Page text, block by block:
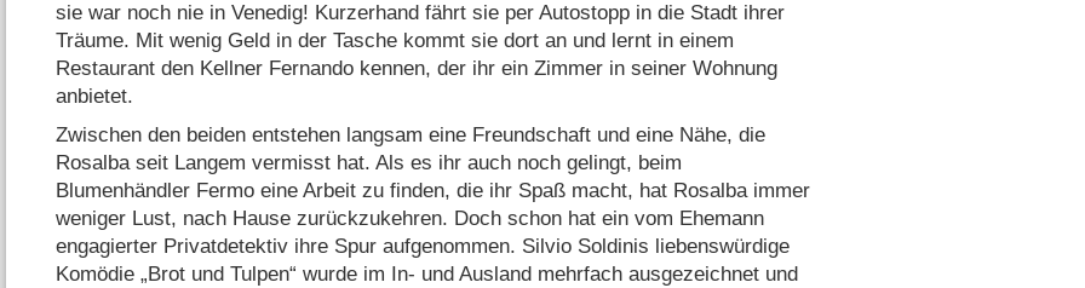
sie war noch nie in Venedig! Kurzerhand fährt sie per Autostopp in die Stadt ihrer
Träume. Mit wenig Geld in der Tasche kommt sie dort an und lernt in einem
Restaurant den Kellner Fernando kennen, der ihr ein Zimmer in seiner Wohnung
anbietet.
Zwischen den beiden entstehen langsam eine Freundschaft und eine Nähe, die
Rosalba seit Langem vermisst hat. Als es ihr auch noch gelingt, beim
Blumenhändler Fermo eine Arbeit zu finden, die ihr Spaß macht, hat Rosalba immer
weniger Lust, nach Hause zurückzukehren. Doch schon hat ein vom Ehemann
engagierter Privatdetektiv ihre Spur aufgenommen. Silvio Soldinis liebenswürdige
Komödie „Brot und Tulpen“ wurde im In- und Ausland mehrfach ausgezeichnet und